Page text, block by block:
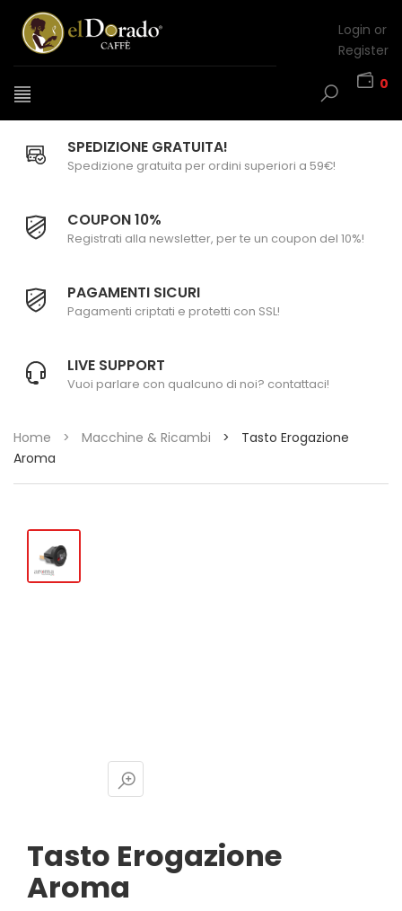
Login or
Register
0
SPEDIZIONE GRATUITA!
Spedizione gratuita per ordini superiori a 59€!
COUPON 10%
Registrati alla newsletter, per te un coupon del 10%!
PAGAMENTI SICURI
Pagamenti criptati e protetti con SSL!
LIVE SUPPORT
Vuoi parlare con qualcuno di noi? contattaci!
Home > Macchine & Ricambi >
Tasto Erogazione
Aroma
Tasto Erogazione
Aroma